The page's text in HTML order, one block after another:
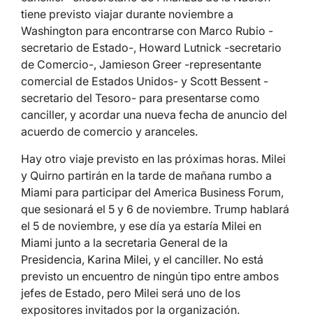
tiene previsto viajar durante noviembre a
Washington para encontrarse con Marco Rubio -
secretario de Estado-, Howard Lutnick -secretario
de Comercio-, Jamieson Greer -representante
comercial de Estados Unidos- y Scott Bessent -
secretario del Tesoro- para presentarse como
canciller, y acordar una nueva fecha de anuncio del
acuerdo de comercio y aranceles.
Hay otro viaje previsto en las próximas horas. Milei
y Quirno partirán en la tarde de mañana rumbo a
Miami para participar del America Business Forum,
que sesionará el 5 y 6 de noviembre. Trump hablará
el 5 de noviembre, y ese día ya estaría Milei en
Miami junto a la secretaria General de la
Presidencia, Karina Milei, y el canciller. No está
previsto un encuentro de ningún tipo entre ambos
jefes de Estado, pero Milei será uno de los
expositores invitados por la organización.